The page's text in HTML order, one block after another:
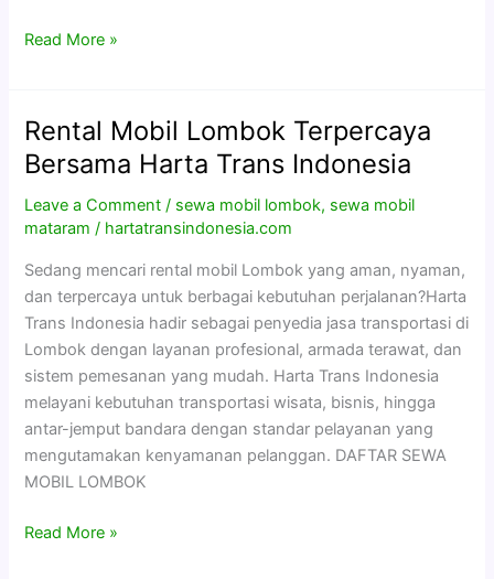
Read More »
Rental Mobil Lombok Terpercaya
Bersama Harta Trans Indonesia
Leave a Comment / sewa mobil lombok, sewa mobil
mataram / hartatransindonesia.com
Sedang mencari rental mobil Lombok yang aman, nyaman,
dan terpercaya untuk berbagai kebutuhan perjalanan?Harta
Trans Indonesia hadir sebagai penyedia jasa transportasi di
Lombok dengan layanan profesional, armada terawat, dan
sistem pemesanan yang mudah. Harta Trans Indonesia
melayani kebutuhan transportasi wisata, bisnis, hingga
antar-jemput bandara dengan standar pelayanan yang
mengutamakan kenyamanan pelanggan. DAFTAR SEWA
MOBIL LOMBOK
Rental
Mobil
Lombok
Terpercaya
Bersama
Harta
Trans
Indonesia
Read More »